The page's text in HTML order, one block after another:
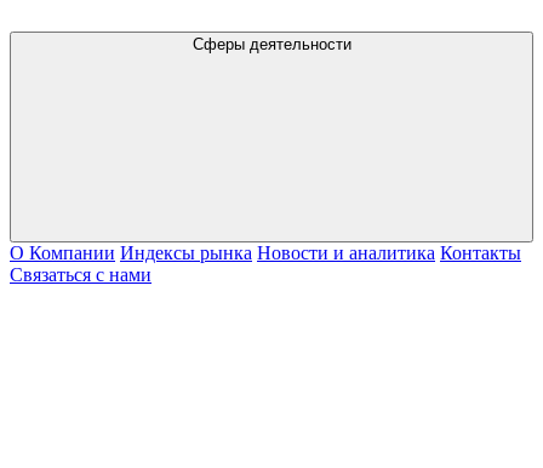
Сферы деятельности
О Компании Индексы рынка Новости и аналитика Контакты
Связаться с нами